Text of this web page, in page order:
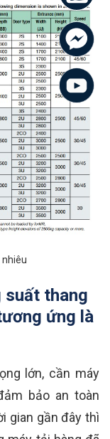
suất thang
ứng là
lớn, cần máy
bảo an toàn
gian gần đây thì